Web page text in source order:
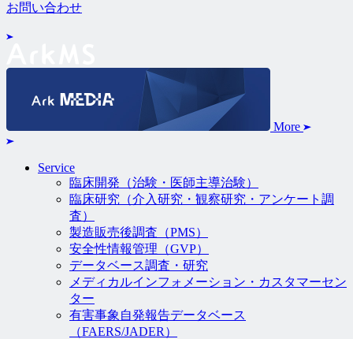
お問い合わせ
More
Service
臨床開発（治験・医師主導治験）
臨床研究（介入研究・観察研究・アンケート調
査）
製造販売後調査（PMS）
安全性情報管理（GVP）
データベース調査・研究
メディカルインフォメーション・カスタマーセン
ター
有害事象自発報告データベース
（FAERS/JADER）